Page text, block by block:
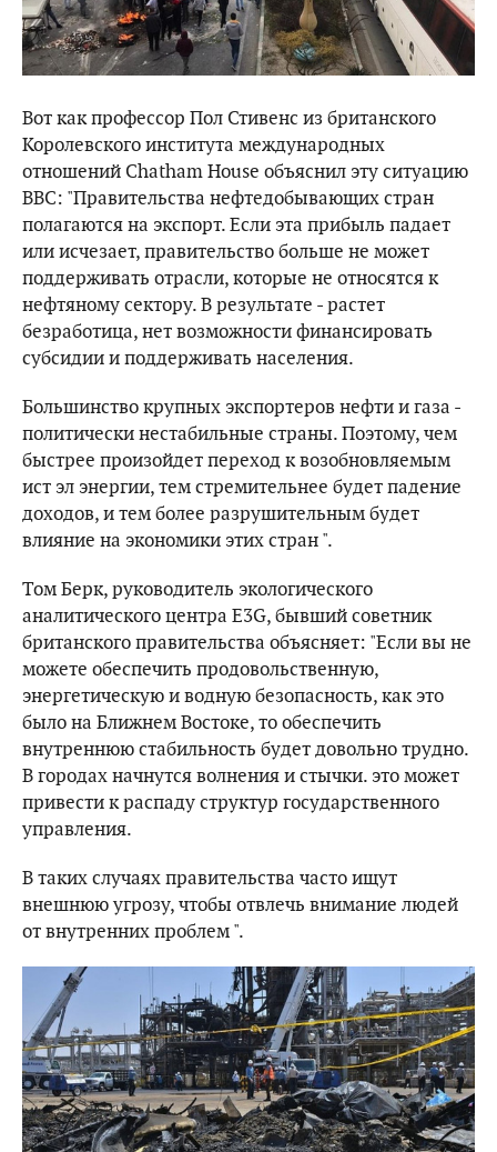
Вот как профессор Пол Стивенс из британского
Королевского института международных
отношений Chatham House объяснил эту ситуацию
ВВС: "Правительства нефтедобывающих стран
полагаются на экспорт. Если эта прибыль падает
или исчезает, правительство больше не может
поддерживать отрасли, которые не относятся к
нефтяному сектору. В результате - растет
безработица, нет возможности финансировать
субсидии и поддерживать населения.
Большинство крупных экспортеров нефти и газа -
политически нестабильные страны. Поэтому, чем
быстрее произойдет переход к возобновляемым
ист эл энергии, тем стремительнее будет падение
доходов, и тем более разрушительным будет
влияние на экономики этих стран ".
Том Берк, руководитель экологического
аналитического центра E3G, бывший советник
британского правительства объясняет: "Если вы не
можете обеспечить продовольственную,
энергетическую и водную безопасность, как это
было на Ближнем Востоке, то обеспечить
внутреннюю стабильность будет довольно трудно.
В городах начнутся волнения и стычки. это может
привести к распаду структур государственного
управления.
В таких случаях правительства часто ищут
внешнюю угрозу, чтобы отвлечь внимание людей
от внутренних проблем ".